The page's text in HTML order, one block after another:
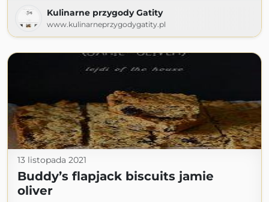
Kulinarne przygody Gatity
www.kulinarneprzygodygatity.pl
13 listopada 2021
Buddy’s flapjack biscuits jamie
oliver